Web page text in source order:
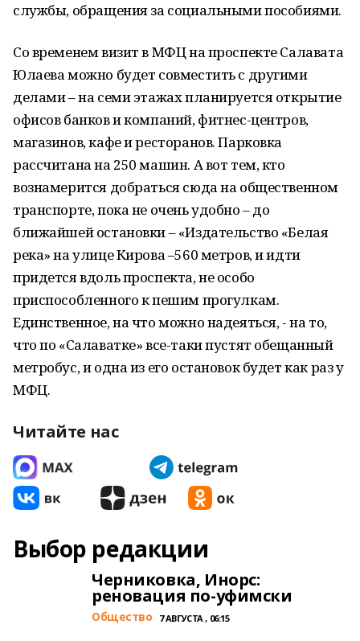
службы, обращения за социальными пособиями.
Со временем визит в МФЦ на проспекте Салавата
Юлаева можно будет совместить с другими
делами – на семи этажах планируется открытие
офисов банков и компаний, фитнес-центров,
магазинов, кафе и ресторанов. Парковка
рассчитана на 250 машин. А вот тем, кто
вознамерится добраться сюда на общественном
транспорте, пока не очень удобно – до
ближайшей остановки – «Издательство «Белая
река» на улице Кирова –560 метров, и идти
придется вдоль проспекта, не особо
приспособленного к пешим прогулкам.
Единственное, на что можно надеяться, - на то,
что по «Салаватке» все-таки пустят обещанный
метробус, и одна из его остановок будет как раз у
МФЦ.
Читайте нас
Выбор редакции
Черниковка, Инорс:
реновация по-уфимски
Общество 7 АВГУСТА , 06:15